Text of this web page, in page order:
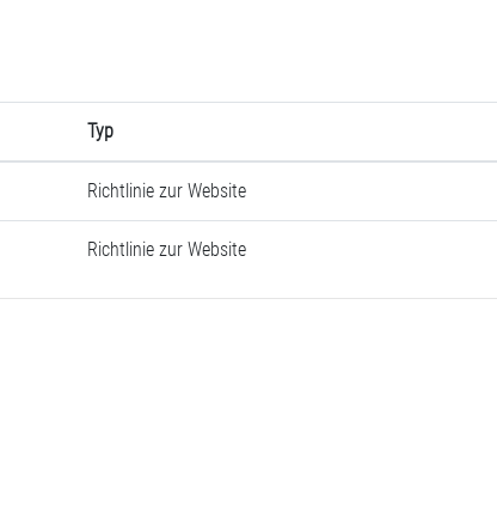
Typ
Richtlinie zur Website
Richtlinie zur Website